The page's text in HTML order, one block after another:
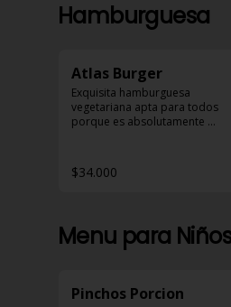
Hamburguesa
Atlas Burger
Exquisita hamburguesa
vegetariana apta para todos
porque es absolutamente
$34.000
Menu para
Pinchos Porcion